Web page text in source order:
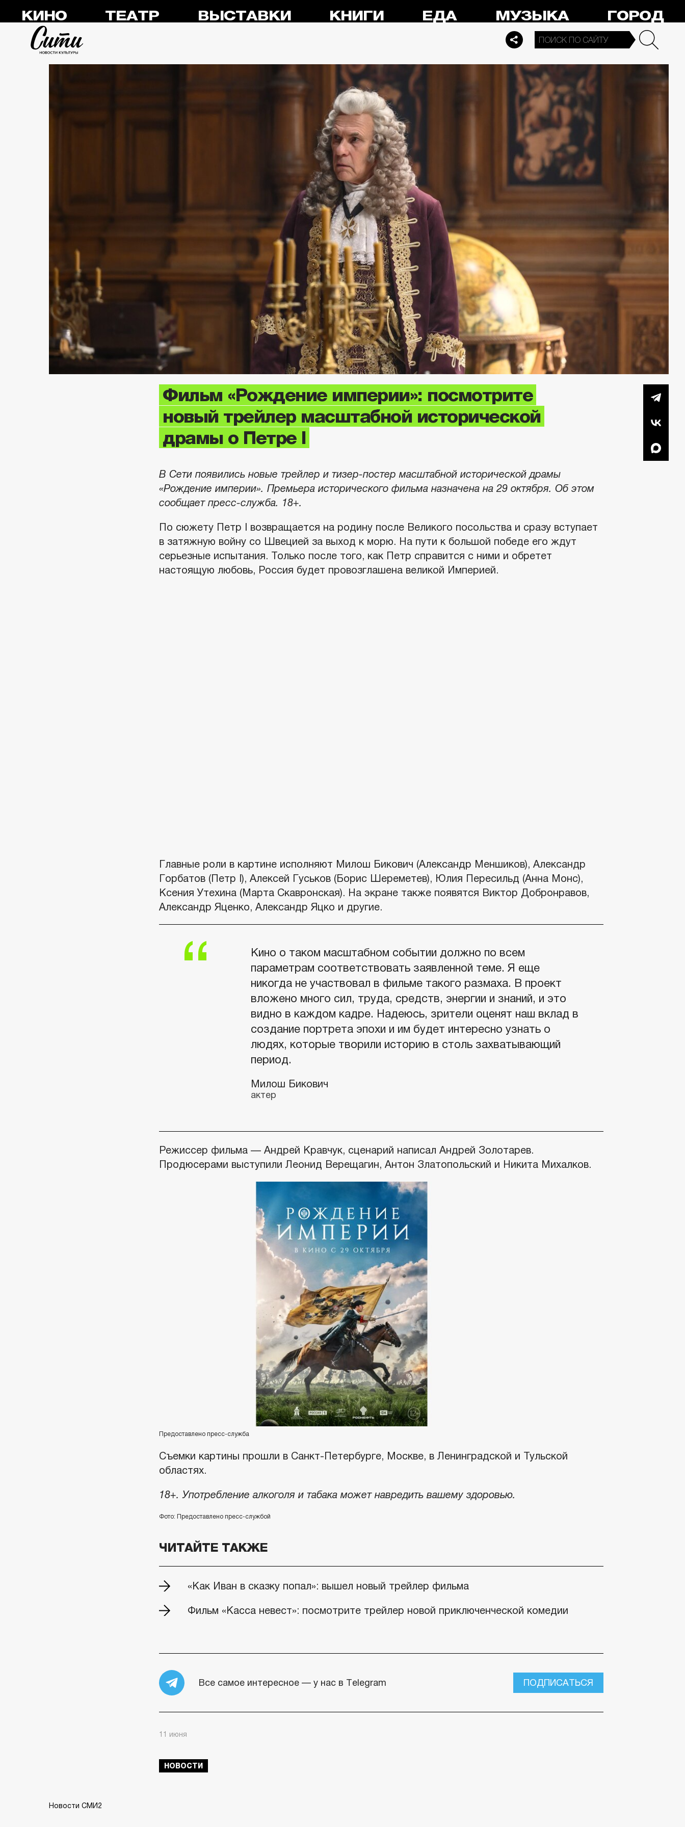
КИНО ТЕАТР ВЫСТАВКИ КНИГИ ЕДА МУЗЫКА ГОРОД
Фильм «Рождение империи»: посмотрите
новый трейлер масштабной исторической
драмы о Петре I
В Сети появились новые трейлер и тизер-постер масштабной исторической драмы
«Рождение империи». Премьера исторического фильма назначена на 29 октября. Об этом
сообщает пресс-служба. 18+.
По сюжету Петр I возвращается на родину после Великого посольства и сразу вступает
в затяжную войну со Швецией за выход к морю. На пути к большой победе его ждут
серьезные испытания. Только после того, как Петр справится с ними и обретет
настоящую любовь, Россия будет провозглашена великой Империей.
Главные роли в картине исполняют Милош Бикович (Александр Меншиков), Александр
Горбатов (Петр I), Алексей Гуськов (Борис Шереметев), Юлия Пересильд (Анна Монс),
Ксения Утехина (Марта Скавронская). На экране также появятся Виктор Добронравов,
Александр Яценко, Александр Яцко и другие.
Кино о таком масштабном событии должно по всем
параметрам соответствовать заявленной теме. Я еще
никогда не участвовал в фильме такого размаха. В проект
вложено много сил, труда, средств, энергии и знаний, и это
видно в каждом кадре. Надеюсь, зрители оценят наш вклад в
создание портрета эпохи и им будет интересно узнать о
людях, которые творили историю в столь захватывающий
период.
Милош Бикович
актер
Режиссер фильма — Андрей Кравчук, сценарий написал Андрей Золотарев.
Продюсерами выступили Леонид Верещагин, Антон Златопольский и Никита Михалков.
Предоставлено пресс-служба
Съемки картины прошли в Санкт-Петербурге, Москве, в Ленинградской и Тульской
областях.
18+. Употребление алкоголя и табака может навредить вашему здоровью.
Фото: Предоставлено пресс-службой
ЧИТАЙТЕ ТАКЖЕ
«Как Иван в сказку попал»: вышел новый трейлер фильма
Фильм «Касса невест»: посмотрите трейлер новой приключенческой комедии
Все самое интересное — у нас в Telegram ПОДПИСАТЬСЯ
11 июня
НОВОСТИ
Новости СМИ2